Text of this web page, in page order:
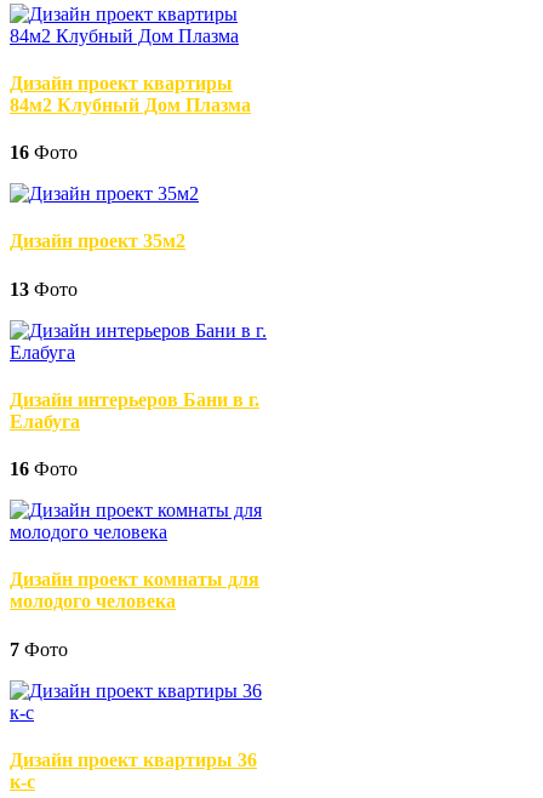
Дизайн проект квартиры
84м2 Клубный Дом Плазма
16 Фото
Дизайн проект 35м2
13 Фото
Дизайн интерьеров Бани в г.
Елабуга
16 Фото
Дизайн проект комнаты для
молодого человека
7 Фото
Дизайн проект квартиры 36
к-с